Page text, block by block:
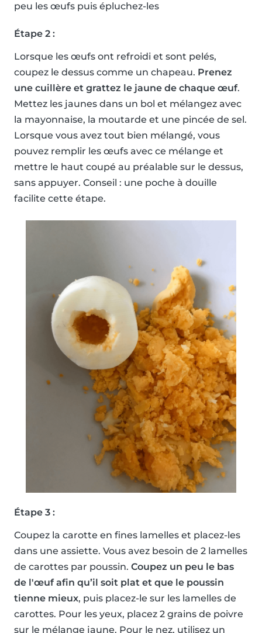
peu les œufs puis épluchez-les
Étape 2 :
Lorsque les œufs ont refroidi et sont pelés,
coupez le dessus comme un chapeau. Prenez
une cuillère et grattez le jaune de chaque œuf.
Mettez les jaunes dans un bol et mélangez avec
la mayonnaise, la moutarde et une pincée de sel.
Lorsque vous avez tout bien mélangé, vous
pouvez remplir les œufs avec ce mélange et
mettre le haut coupé au préalable sur le dessus,
sans appuyer. Conseil : une poche à douille
facilite cette étape.
Étape 3 :
Coupez la carotte en fines lamelles et placez-les
dans une assiette. Vous avez besoin de 2 lamelles
de carottes par poussin. Coupez un peu le bas
de l'œuf afin qu’il soit plat et que le poussin
tienne mieux, puis placez-le sur les lamelles de
carottes. Pour les yeux, placez 2 grains de poivre
sur le mélange jaune. Pour le nez, utilisez un